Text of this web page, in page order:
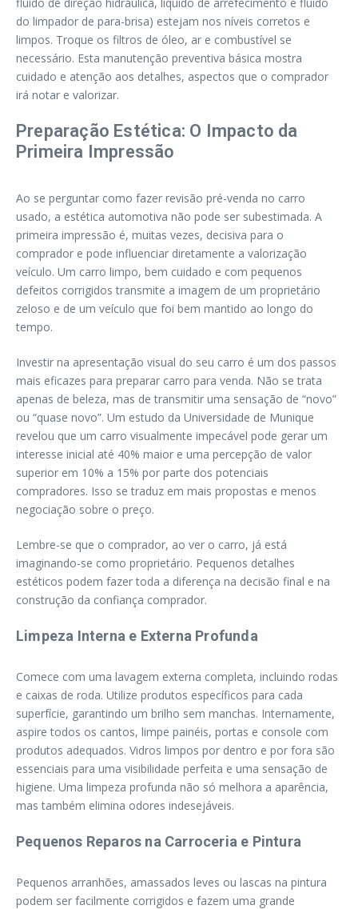
do limpador de para-brisa) estejam nos níveis corretos e
limpos. Troque os filtros de óleo, ar e combustível se
necessário. Esta manutenção preventiva básica mostra
cuidado e atenção aos detalhes, aspectos que o comprador
irá notar e valorizar.
Preparação Estética: O Impacto da
Primeira Impressão
Ao se perguntar como fazer revisão pré-venda no carro
usado, a estética automotiva não pode ser subestimada. A
primeira impressão é, muitas vezes, decisiva para o
comprador e pode influenciar diretamente a valorização
veículo. Um carro limpo, bem cuidado e com pequenos
defeitos corrigidos transmite a imagem de um proprietário
zeloso e de um veículo que foi bem mantido ao longo do
tempo.
Investir na apresentação visual do seu carro é um dos passos
mais eficazes para preparar carro para venda. Não se trata
apenas de beleza, mas de transmitir uma sensação de “novo”
ou “quase novo”. Um estudo da Universidade de Munique
revelou que um carro visualmente impecável pode gerar um
interesse inicial até 40% maior e uma percepção de valor
superior em 10% a 15% por parte dos potenciais
compradores. Isso se traduz em mais propostas e menos
negociação sobre o preço.
Lembre-se que o comprador, ao ver o carro, já está
imaginando-se como proprietário. Pequenos detalhes
estéticos podem fazer toda a diferença na decisão final e na
construção da confiança comprador.
Limpeza Interna e Externa Profunda
Comece com uma lavagem externa completa, incluindo rodas
e caixas de roda. Utilize produtos específicos para cada
superfície, garantindo um brilho sem manchas. Internamente,
aspire todos os cantos, limpe painéis, portas e console com
produtos adequados. Vidros limpos por dentro e por fora são
essenciais para uma visibilidade perfeita e uma sensação de
higiene. Uma limpeza profunda não só melhora a aparência,
mas também elimina odores indesejáveis.
Pequenos Reparos na Carroceria e Pintura
Pequenos arranhões, amassados leves ou lascas na pintura
podem ser facilmente corrigidos e fazem uma grande